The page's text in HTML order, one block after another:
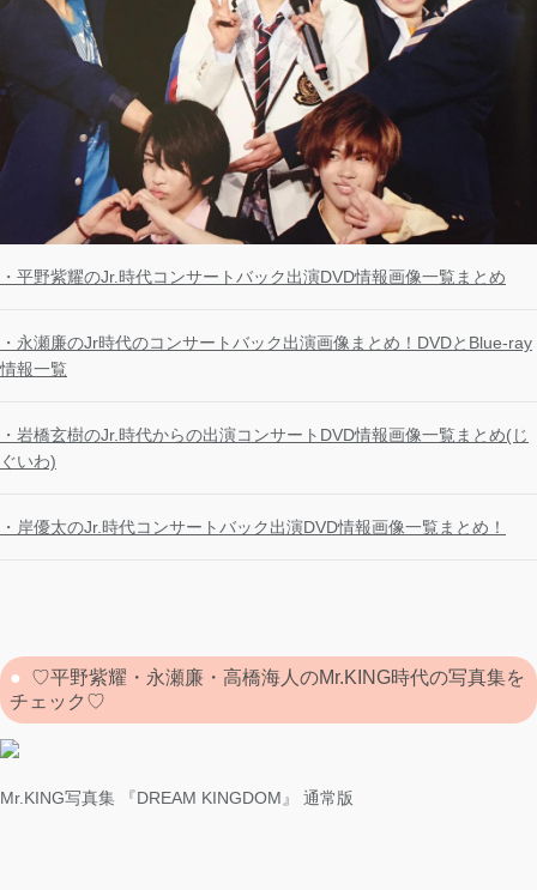
・平野紫耀のJr.時代コンサートバック出演DVD情報画像一覧まとめ
・永瀬廉のJr時代のコンサートバック出演画像まとめ！DVDとBlue-ray
情報一覧
・岩橋玄樹のJr.時代からの出演コンサートDVD情報画像一覧まとめ(じ
ぐいわ)
・岸優太のJr.時代コンサートバック出演DVD情報画像一覧まとめ！
♡平野紫耀・永瀬廉・高橋海人のMr.KING時代の写真集を
チェック♡
Mr.KING写真集 『DREAM KINGDOM』 通常版